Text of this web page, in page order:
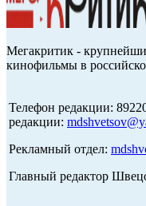
Мегакритик -
кинофильмы в
Телефон редакции:
редакции:
Рекламный отдел:
Главный редактор